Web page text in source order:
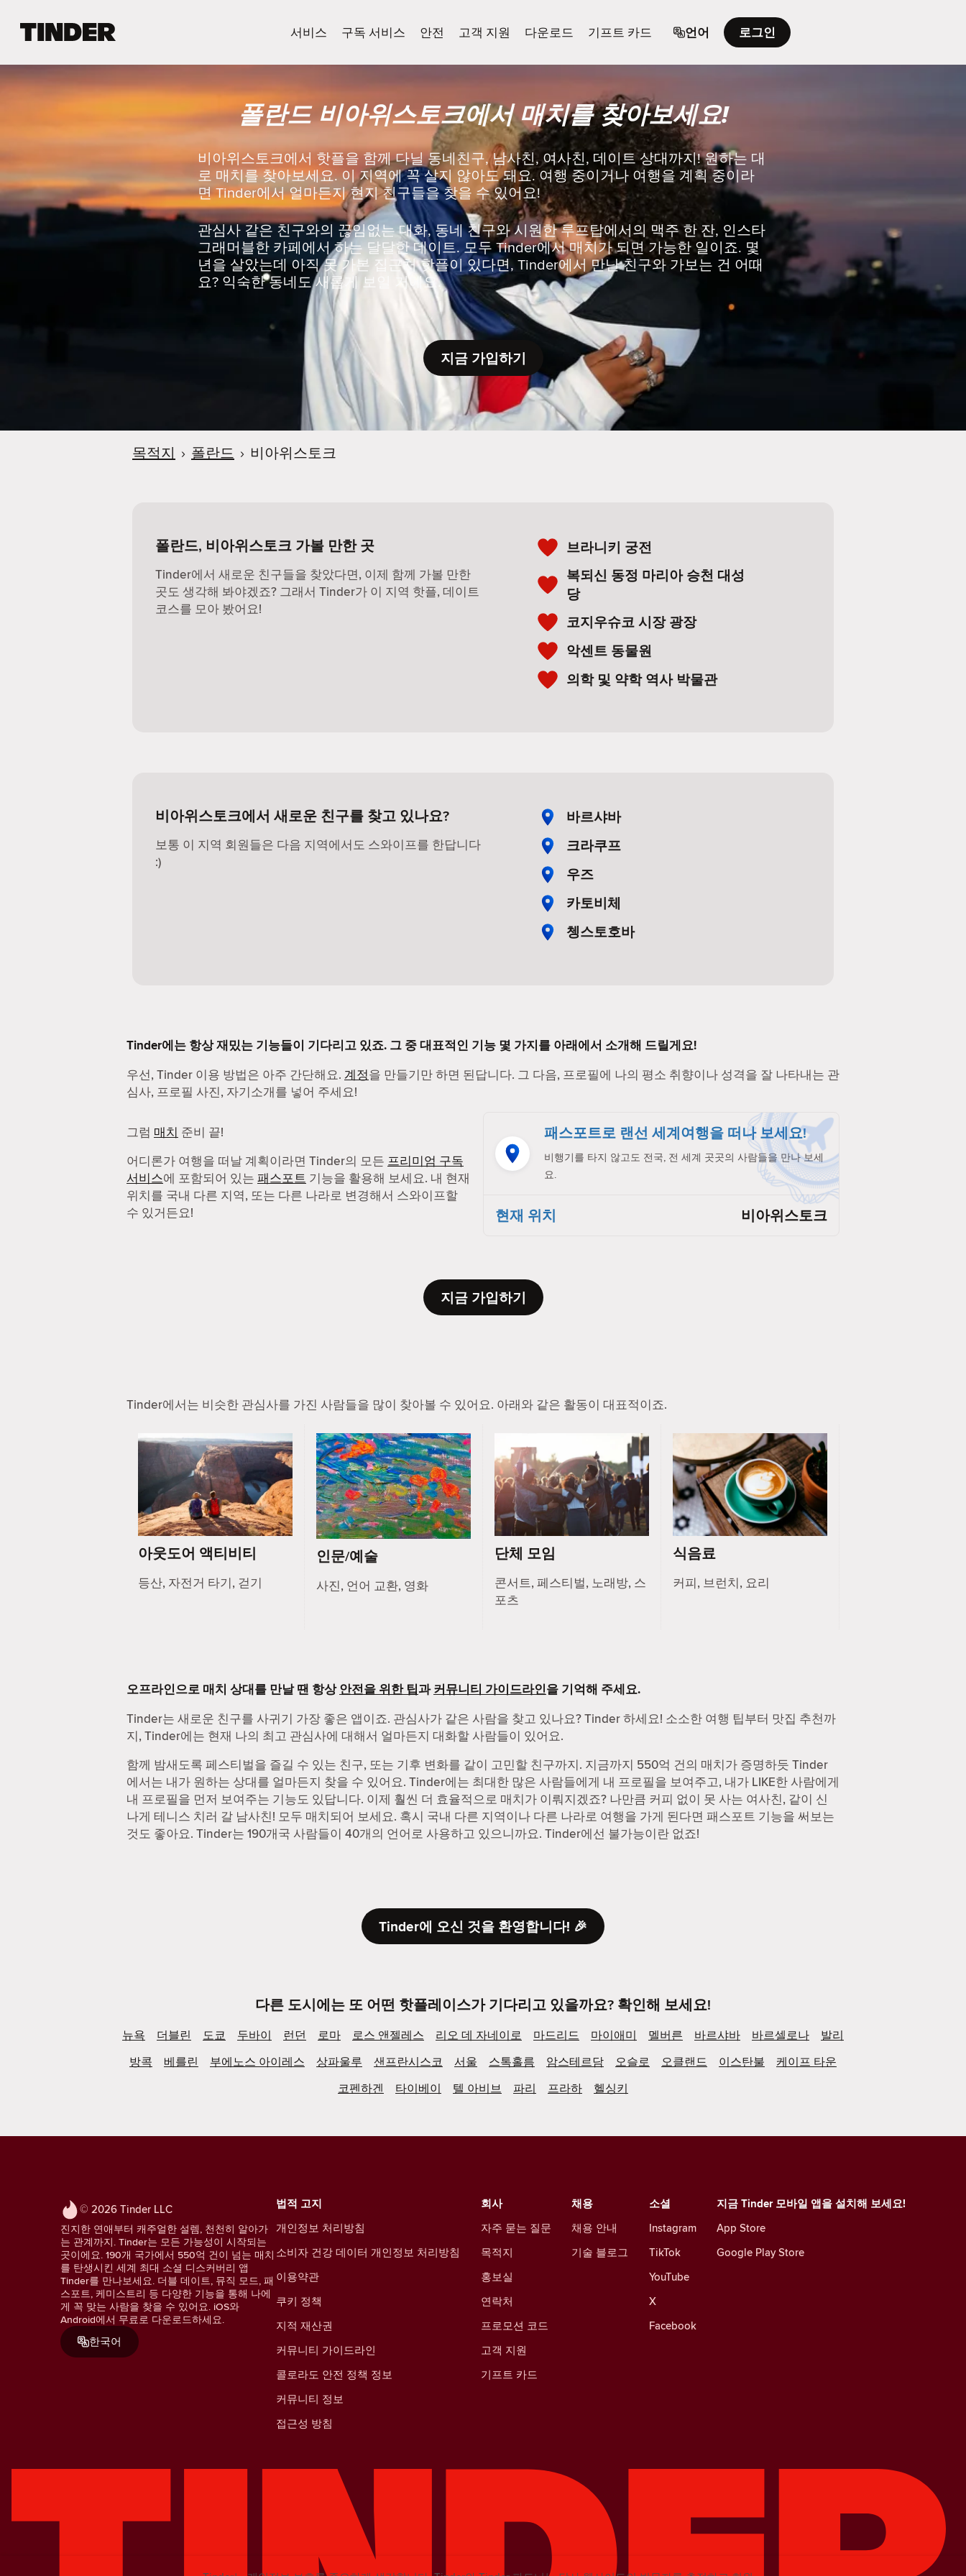
e
서비스 구독 서비스 안전 고객 지원 다운로드 기프트 카드 언어 로그인
폴란드 비아위스토크에서 매치를 찾아보세요!
비아위스토크에서 핫플을 함께 다닐 동네친구, 남사친, 여사친, 데이트 상대까지! 원하는 대
로 매치를 찾아보세요. 이 지역에 꼭 살지 않아도 돼요. 여행 중이거나 여행을 계획 중이라
면 Tinder에서 얼마든지 현지 친구들을 찾을 수 있어요!
관심사 같은 친구와의 끊임없는 대화, 동네 친구와 시원한 루프탑에서의 맥주 한 잔, 인스타
그래머블한 카페에서 하는 달달한 데이트. 모두 Tinder에서 매치가 되면 가능한 일이죠. 몇
년을 살았는데 아직 못 가본 집근처 핫플이 있다면, Tinder에서 만난 친구와 가보는 건 어때
요? 익숙한 동네도 새롭게 보일 거에요.
지금 가입하기
목적지 › 폴란드 › 비아위스토크
폴란드, 비아위스토크 가볼 만한 곳
Tinder에서 새로운 친구들을 찾았다면, 이제 함께 가볼 만한
곳도 생각해 봐야겠죠? 그래서 Tinder가 이 지역 핫플, 데이트
코스를 모아 봤어요!
브라니키 궁전
복되신 동정 마리아 승천 대성
당
코지우슈코 시장 광장
악센트 동물원
의학 및 약학 역사 박물관
비아위스토크에서 새로운 친구를 찾고 있나요?
보통 이 지역 회원들은 다음 지역에서도 스와이프를 한답니다
:)
바르샤바
크라쿠프
우즈
카토비체
쳉스토호바
Tinder에는 항상 재밌는 기능들이 기다리고 있죠. 그 중 대표적인 기능 몇 가지를 아래에서 소개해 드릴게요!
우선, Tinder 이용 방법은 아주 간단해요. 계정을 만들기만 하면 된답니다. 그 다음, 프로필에 나의 평소 취향이나 성격을 잘 나타내는 관
심사, 프로필 사진, 자기소개를 넣어 주세요!
그럼 매치 준비 끝!
어디론가 여행을 떠날 계획이라면 Tinder의 모든 프리미엄 구독
서비스에 포함되어 있는 패스포트 기능을 활용해 보세요. 내 현재
위치를 국내 다른 지역, 또는 다른 나라로 변경해서 스와이프할
수 있거든요!
패스포트로 랜선 세계여행을 떠나 보세요!
비행기를 타지 않고도 전국, 전 세계 곳곳의 사람들을 만나 보세
요.
현재 위치 비아위스토크
지금 가입하기
Tinder에서는 비슷한 관심사를 가진 사람들을 많이 찾아볼 수 있어요. 아래와 같은 활동이 대표적이죠.
아웃도어 액티비티
등산, 자전거 타기, 걷기
인문/예술
사진, 언어 교환, 영화
단체 모임
콘서트, 페스티벌, 노래방, 스
포츠
식음료
커피, 브런치, 요리
오프라인으로 매치 상대를 만날 땐 항상안전을 위한 팁과커뮤니티 가이드라인을 기억해 주세요.
Tinder는 새로운 친구를 사귀기 가장 좋은 앱이죠. 관심사가 같은 사람을 찾고 있나요? Tinder 하세요! 소소한 여행 팁부터 맛집 추천까
지, Tinder에는 현재 나의 최고 관심사에 대해서 얼마든지 대화할 사람들이 있어요.
함께 밤새도록 페스티벌을 즐길 수 있는 친구, 또는 기후 변화를 같이 고민할 친구까지. 지금까지 550억 건의 매치가 증명하듯 Tinder
에서는 내가 원하는 상대를 얼마든지 찾을 수 있어요. Tinder에는 최대한 많은 사람들에게 내 프로필을 보여주고, 내가 LIKE한 사람에게
내 프로필을 먼저 보여주는 기능도 있답니다. 이제 훨씬 더 효율적으로 매치가 이뤄지겠죠? 나만큼 커피 없이 못 사는 여사친, 같이 신
나게 테니스 치러 갈 남사친! 모두 매치되어 보세요. 혹시 국내 다른 지역이나 다른 나라로 여행을 가게 된다면 패스포트 기능을 써보는
것도 좋아요. Tinder는 190개국 사람들이 40개의 언어로 사용하고 있으니까요. Tinder에선 불가능이란 없죠!
Tinder에 오신 것을 환영합니다! 🎉
다른 도시에는 또 어떤 핫플레이스가 기다리고 있을까요? 확인해 보세요!
뉴욕 더블린 도쿄 두바이 런던 로마 로스 앤젤레스 리오 데 자네이로 마드리드 마이애미 멜버른 바르샤바 바르셀로나
발리
방콕
베를린 부에노스 아이레스 상파울루 샌프란시스코 서울 스톡홀름 암스테르담 오슬로 오클랜드 이스탄불
케이프 타운
코펜하겐
타이베이 텔 아비브 파리 프라하 헬싱키
© 2026 Tinder LLC
진지한 연애부터 캐주얼한 설렘, 천천히 알아가
는 관계까지. Tinder는 모든 가능성이 시작되는
곳이에요. 190개 국가에서 550억 건이 넘는 매치
를 탄생시킨 세계 최대 소셜 디스커버리 앱
Tinder를 만나보세요. 더블 데이트, 뮤직 모드, 패
스포트, 케미스트리 등 다양한 기능을 통해 나에
게 꼭 맞는 사람을 찾을 수 있어요. iOS와
Android에서 무료로 다운로드하세요.
한국어
소셜
Instagram
TikTok
YouTube
X
Facebook
법적 고지
개인정보 처리방침
소비자 건강 데이터 개인정보 처리방침
이용약관
쿠키 정책
지적 재산권
커뮤니티 가이드라인
콜로라도 안전 정책 정보
커뮤니티 정보
접근성 방침
채용
채용 안내
기술 블로그
회사
자주 묻는 질문
목적지
홍보실
연락처
프로모션 코드
고객 지원
기프트 카드
지금 Tinder 모바일 앱을 설치해 보세요!
App Store
Google Play Store